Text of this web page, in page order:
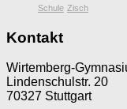
Schule Zisch
Kontakt
Wirtemberg-
Lindenschulstr. 20
70327 Stuttgart